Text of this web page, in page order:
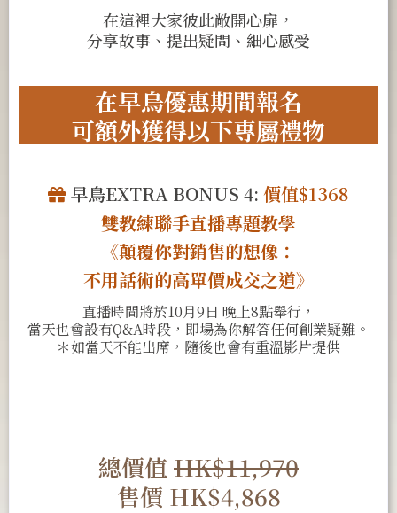
在這裡大家彼此敞開心扉，
分享故事、提出疑問、細心感受
在早鳥優惠期間報名
可額外獲得以下專屬禮物
早鳥EXTRA BONUS 4: 價值$1368
雙教練聯手直播專題教學
《顛覆你對銷售的想像：
不用話術的高單價成交之道》
直播時間將於10月9日 晚上8點舉行，
當天也會設有Q&A時段，即場為你解答任何創業疑難。
＊如當天不能出席，隨後也會有重溫影片提供
總價值 HK$11,970
售價 HK$4,868